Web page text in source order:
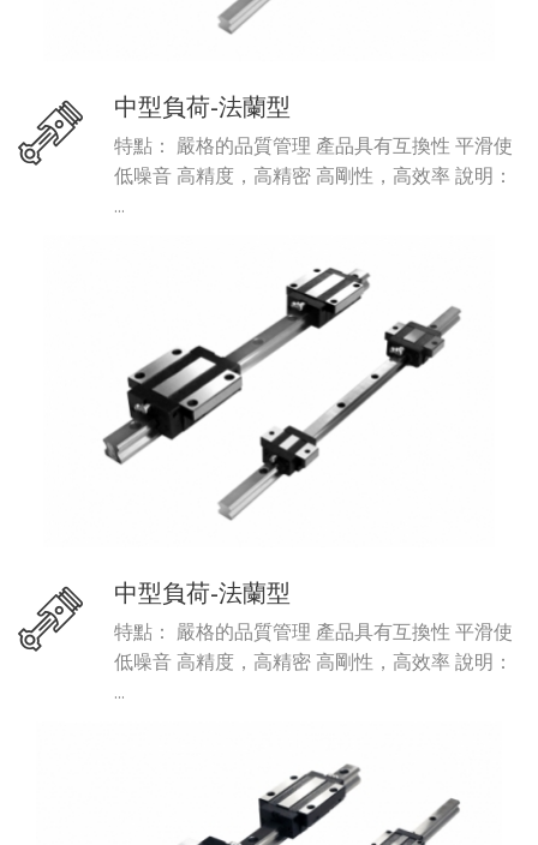
中型負荷-法蘭型
特點： 嚴格的品質管理 產品具有互換性 平滑使
低噪音 高精度，高精密 高剛性，高效率 說明：
...
中型負荷-法蘭型
特點： 嚴格的品質管理 產品具有互換性 平滑使
低噪音 高精度，高精密 高剛性，高效率 說明：
...